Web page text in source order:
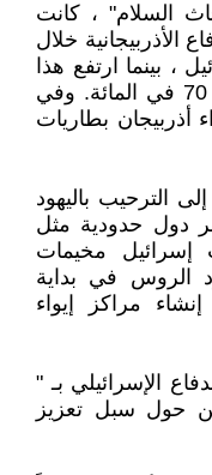
السلام" ، كانت
الأذربيجانية خلال
من إسرائيل ، بينما ارتفع هذا
الحجم في 2020 إلى ما يقرب من 70 في المائة. وفي
أذربيجان بطاريات
الترحيب باليهود
دول حدودية مثل
إسرائيل مخيمات
الروس في بداية
إنشاء مراكز إيواء
الإسرائيلي بـ "
حول سبل تعزيز